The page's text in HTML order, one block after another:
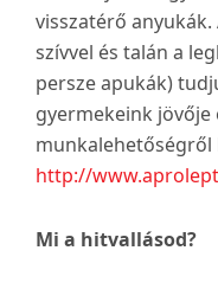
visszatérő
szívvel és talán a
persze apukák)
gyermekeink jövője
http://
Mi a hitvallásod?